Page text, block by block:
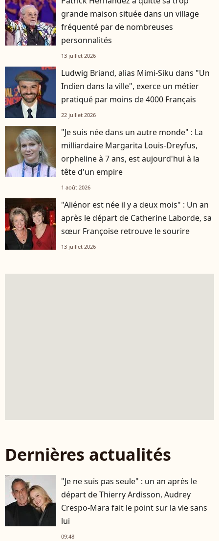
grande maison située dans un village
fréquenté par de nombreuses
personnalités
13 juillet 2026
Ludwig Briand, alias Mimi-Siku dans "Un
Indien dans la ville", exerce un métier
pratiqué par moins de 4000 Français
22 juillet 2026
"Je suis née dans un autre monde" : La
milliardaire Margarita Louis-Dreyfus,
orpheline à 7 ans, est aujourd'hui à la
tête d'un empire
1 août 2026
"Aliénor est née il y a deux mois" : Un an
après le départ de Catherine Laborde, sa
sœur Françoise retrouve le sourire
13 juillet 2026
Dernières actualités
"Je ne suis pas seule" : un an après le
départ de Thierry Ardisson, Audrey
Crespo-Mara fait le point sur la vie sans
lui
09:48